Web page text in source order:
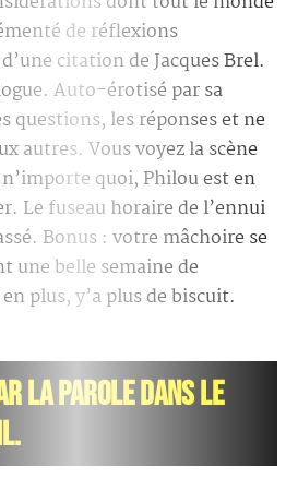
de réflexions
citation de Jacques Brel.
Auto-érotisé par sa
questions, les réponses et ne
autres. Vous voyez la scène
quoi, Philou est en
Le fuseau horaire de l’ennui
Bonus : votre mâchoire se
une belle semaine de
plus, y’a plus de biscuit.
LA PAROLE DANS LE